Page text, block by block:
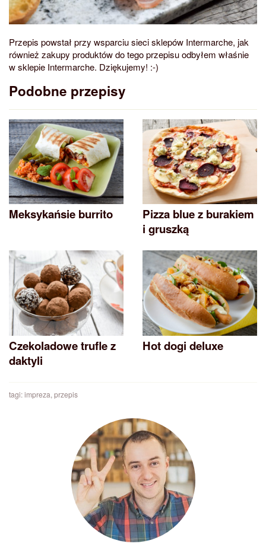
Przepis powstał przy wsparciu sieci sklepów Intermarche, jak
również zakupy produktów do tego przepisu odbyłem właśnie
w sklepie Intermarche. Dziękujemy! :-)
Podobne przepisy
Meksykańsie burrito
Pizza blue z burakiem
i gruszką
Czekoladowe trufle z
daktyli
Hot dogi deluxe
tagi:impreza, przepis